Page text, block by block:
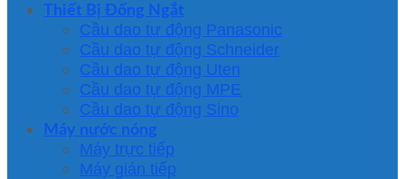
Thiết Bị Đống Ngắt
Cầu dao tự động Panasonic
Cầu dao tự động Schneider
Cầu dao tự động Uten
Cầu dao tự động MPE
Cầu dao tự động Sino
Máy nước nóng
Máy trực tiếp
Máy gián tiếp